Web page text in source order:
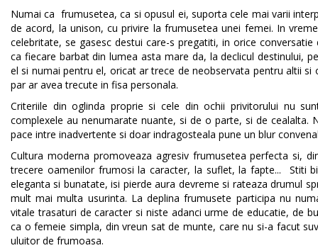
Numai ca frumusetea, ca si opusul ei, suporta cele mai varii
de acord, la unison, cu privire la frumusetea unei femei. In
celebritate, se gasesc destui care-s pregatiti, in orice
ca fiecare barbat din lumea asta mare da, la declicul destinului,
el si numai pentru el, oricat ar trece de neobservata pentru altii
par ar avea trecute in fisa personala.
Criteriile din oglinda proprie si cele din ochii privitorului nu
complexele au nenumarate nuante, si de o parte, si de cealalta.
pace intre inadvertente si doar indragosteala pune un blur
Cultura moderna promoveaza agresiv frumusetea perfecta si,
trecere oamenilor frumosi la caracter, la suflet, la fapte... Stiti
eleganta si bunatate, isi pierde aura devreme si rateaza drumul
mult mai multa usurinta. La deplina frumusete participa nu
vitale trasaturi de caracter si niste adanci urme de educatie, de
ca o femeie simpla, din vreun sat de munte, care nu si-a facut
uluitor de frumoasa.